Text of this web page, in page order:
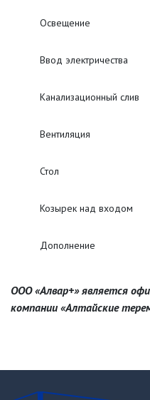
Освещение
Ввод электричества
Канализационный слив
Вентиляция
Стол
Козырек над входом
Дополнение
ООО «Алвар+» является
компании «Алтайские